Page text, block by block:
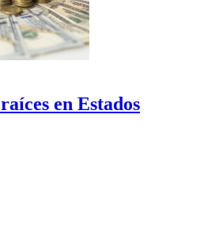
en Estados